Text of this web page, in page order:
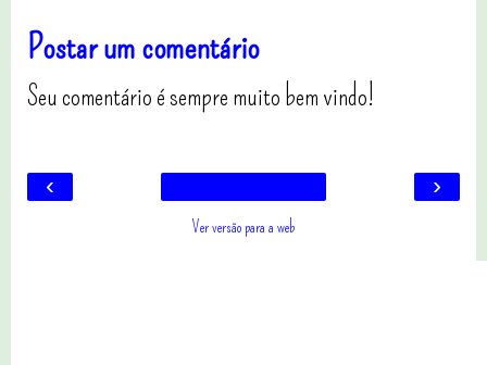
Postar um comentário
Seu comentário é sempre muito bem vindo!
‹ ›
Ver versão para a web